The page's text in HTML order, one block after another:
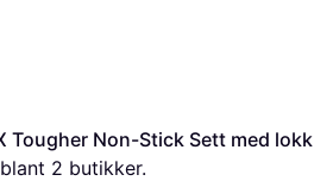
Tougher Non-Stick Sett med
2 butikker.